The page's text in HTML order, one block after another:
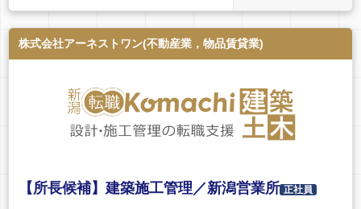
株式会社アーネストワン(不動産業，物品賃貸業)
【所長候補】建築施工管理／新潟営業所 正社員